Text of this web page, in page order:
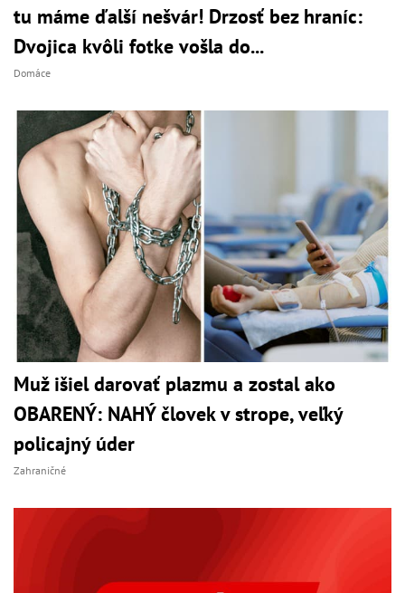
tu máme ďalší nešvár! Drzosť bez hraníc:
Dvojica kvôli fotke vošla do...
Domáce
Muž išiel darovať plazmu a zostal ako
OBARENÝ: NAHÝ človek v strope, veľký
policajný úder
Zahraničné